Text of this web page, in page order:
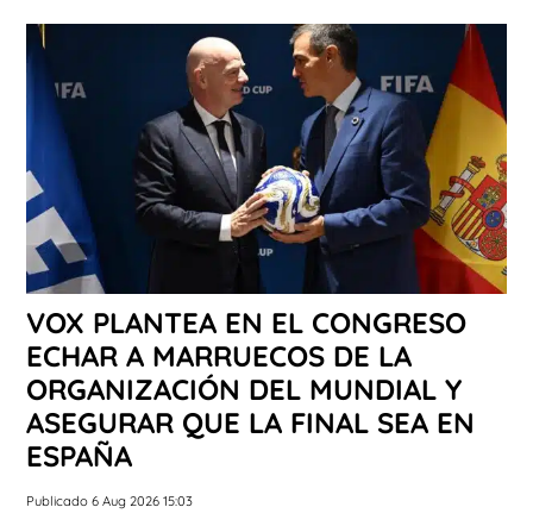
VOX PLANTEA EN EL CONGRESO
ECHAR A MARRUECOS DE LA
ORGANIZACIÓN DEL MUNDIAL Y
ASEGURAR QUE LA FINAL SEA EN
ESPAÑA
Publicado 6 Aug 2026 15:03